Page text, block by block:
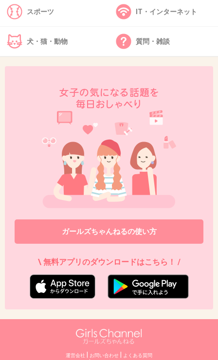
カラコンしててこれって
してかなったらどんだけうすい顔(((・・;)
2013/07/30(火) 23:02:14
youtubeの広告動画で「くみっきーのビューテ
ィーン」ってやつ音が大きくて毎度びっくりす
2013/07/30(火) 23:02:17
つけまありか無しの差程度にしか見えない。
+92
つまらん！
+54
スポーツ IT・インターネット
犬・猫・動物 質問・雑談
ガールズちゃんねるの使い方
\ 無料アプリのダウンロードはこちら！ /
運営会社 お問い合わせ よくある質問